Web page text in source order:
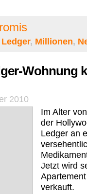
, Millionen,
Wohnung
2010
Im Alter
der
Ledger an
Jetzt wird
verkauft.